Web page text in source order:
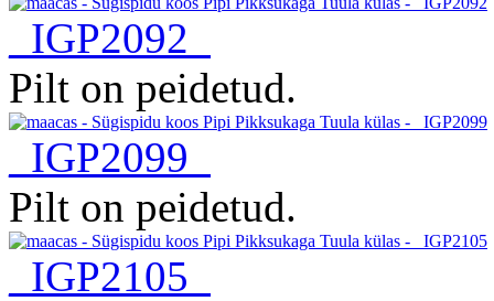
_IGP2092
Pilt on peidetud.
_IGP2099
Pilt on peidetud.
_IGP2105